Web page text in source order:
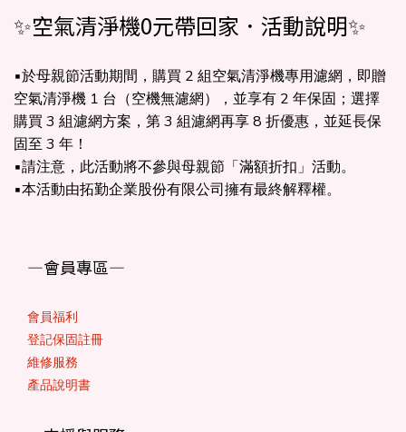
✨空氣清淨機0元帶回家．活動說明✨
▪於母親節活動期間，購買 2 組空氣清淨機專用濾網，即贈
空氣清淨機 1 台（空機無濾網），並享有 2 年保固；選擇
購買 3 組濾網方案，第 3 組濾網再享 8 折優惠，並延長保
固至 3 年！
▪請注意，此活動將不參與母親節「滿額折扣」活動。
▪本活動由拓勤企業股份有限公司擁有最終解釋權。
—會員專區—
會員福利
登記保固註冊
維修服務
產品說明書